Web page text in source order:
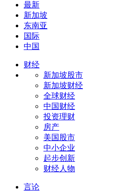
最新
新加坡
东南亚
国际
中国
财经
新加坡股市
新加坡财经
全球财经
中国财经
投资理财
房产
美国股市
中小企业
起步创新
财经人物
言论